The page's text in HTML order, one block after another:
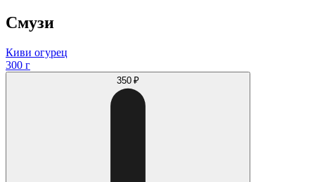
Смузи
Киви огурец
300 г
350 ₽